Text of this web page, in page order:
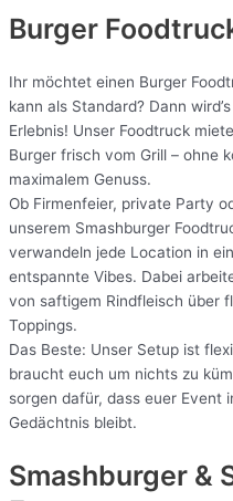
Burger
Ihr möchtet einen Burger
kann als Standard? Dann
Erlebnis! Unser Foodtruck
Burger frisch vom Grill – ohne
maximalem Genuss.
Ob Firmenfeier, private Party
unserem Smashburger
verwandeln jede Location in
entspannte Vibes. Dabei
von saftigem Rindfleisch über
Toppings.
Das Beste: Unser Setup ist
braucht euch um nichts zu
sorgen dafür, dass euer Event
Gedächtnis bleibt.
Smashburger &